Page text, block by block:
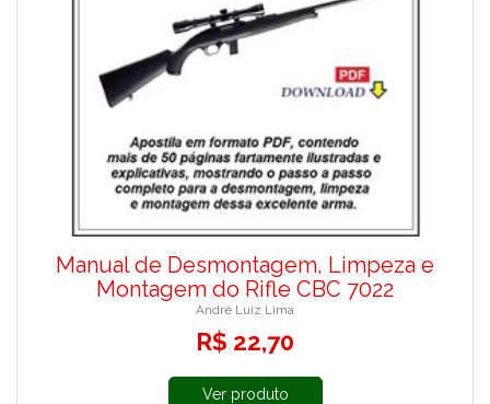
Manual de Desmontagem, Limpeza e
Montagem do Rifle CBC 7022
André Luiz Lima
R$ 22,70
Ver produto